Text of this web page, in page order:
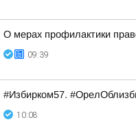
О мерах профилактики
09:39
#Избирком57.
10:08